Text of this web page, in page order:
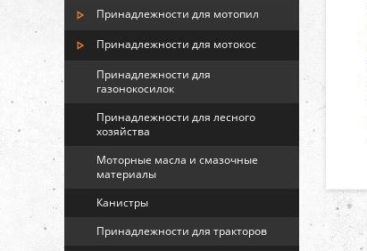
Принадлежности для мотопил
Принадлежности для мотокос
Принадлежности для
газонокосилок
Принадлежности для лесного
хозяйства
Моторные масла и смазочные
материалы
Канистры
Принадлежности для тракторов